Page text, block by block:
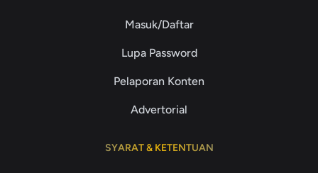
Masuk/Daftar
Lupa Password
Pelaporan Konten
Advertorial
SYARAT & KETENTUAN